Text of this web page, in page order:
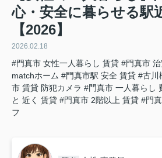
心・安全に暮らせる駅
【2026】
2026.02.18
#門真市 女性一人暮らし 賃貸 #門真市
matchホーム #門真市駅 安全 賃貸 #古川
市 賃貸 防犯カメラ #門真市 一人暮らし
と 近く 賃貸 #門真市 2階以上 賃貸 #門
フ